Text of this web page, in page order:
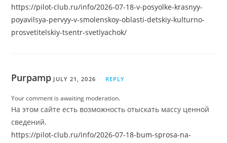
https://pilot-club.ru/info/2026-07-18-v-posyolke-krasnyy-
poyavilsya-pervyy-v-smolenskoy-oblasti-detskiy-kulturno-
prosvetitelskiy-tsentr-svetlyachok/
Purpamp JULY 21, 2026 REPLY
Your comment is awaiting moderation.
На этом сайте есть возможность отыскать массу ценной
сведений.
https://pilot-club.ru/info/2026-07-18-bum-sprosa-na-